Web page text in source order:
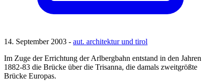
14. September 2003 - aut. architektur und tirol
Im Zuge der Errichtung der Arlbergbahn entstand in den Jahren
1882-83 die Brücke über die Trisanna, die damals zweitgrößte
Brücke Europas.